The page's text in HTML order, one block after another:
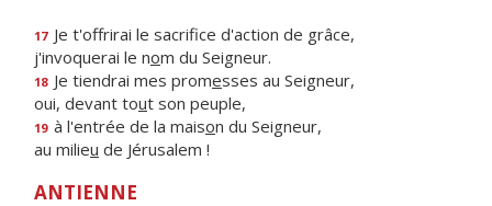
17 Je t'offrirai le sacrifce d'action de grâce,
j'invoquerai le nom du Seigneur.
18 Je tiendrai mes promesses au Seigneur,
oui, devant tout son peuple,
19 à l'entrée de la maison du Seigneur,
au milieu de Jérusalem !
ANTIENNE